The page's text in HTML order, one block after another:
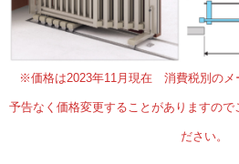
※価格は2023年11月現在 消費税別のメ
予告なく価格変更することがありますので
ださい。